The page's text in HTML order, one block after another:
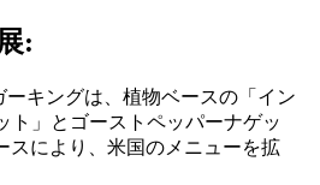
:
ーキングは、植物ベースの「イン
ト」とゴーストペッパーナゲッ
スにより、米国のメニューを拡